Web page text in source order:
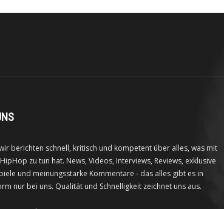
berichten schnell, kritisch und kompetent über alles, was mit
zu tun hat. News, Videos, Interviews, Reviews, exklusive
und meinungsstarke Kommentare - das alles gibt es in
nur bei uns. Qualität und Schnelligkeit zeichnet uns aus.